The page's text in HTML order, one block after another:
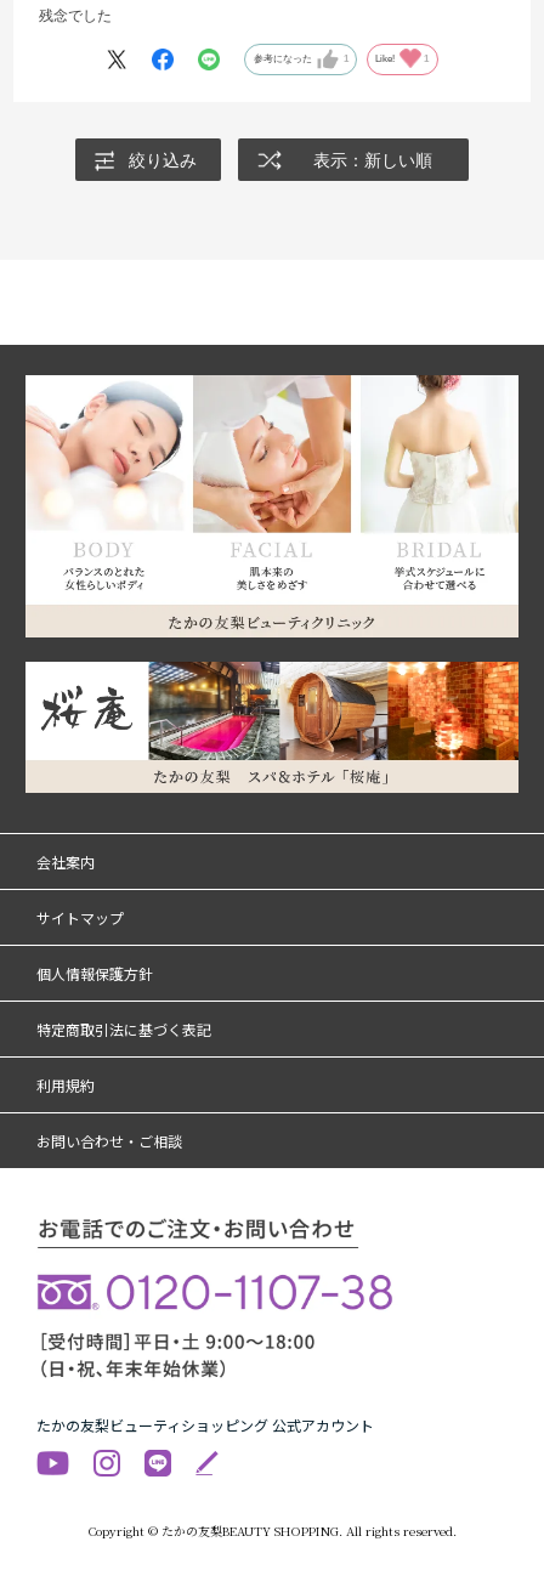
残念でした
参考になった 1 Like! 1
絞り込み 表示：新しい順
会社案内
サイトマップ
個人情報保護方針
特定商取引法に基づく表記
利用規約
お問い合わせ・ご相談
たかの友梨ビューティショッピング 公式アカウント
Copyright © たかの友梨BEAUTY SHOPPING. All rights reserved.